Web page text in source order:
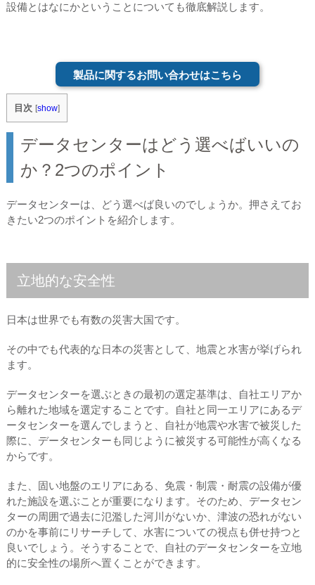
設備とはなにかということについても徹底解説します。
製品に関するお問い合わせはこちら
目次 [show]
データセンターはどう選べばいいの
か？2つのポイント
データセンターは、どう選べば良いのでしょうか。押さえてお
きたい2つのポイントを紹介します。
立地的な安全性
日本は世界でも有数の災害大国です。
その中でも代表的な日本の災害として、地震と水害が挙げられ
ます。
データセンターを選ぶときの最初の選定基準は、自社エリアか
ら離れた地域を選定することです。自社と同一エリアにあるデ
ータセンターを選んでしまうと、自社が地震や水害で被災した
際に、データセンターも同じように被災する可能性が高くなる
からです。
また、固い地盤のエリアにある、免震・制震・耐震の設備が優
れた施設を選ぶことが重要になります。そのため、データセン
ターの周囲で過去に氾濫した河川がないか、津波の恐れがない
のかを事前にリサーチして、水害についての視点も併せ持つと
良いでしょう。そうすることで、自社のデータセンターを立地
的に安全性の場所へ置くことができます。